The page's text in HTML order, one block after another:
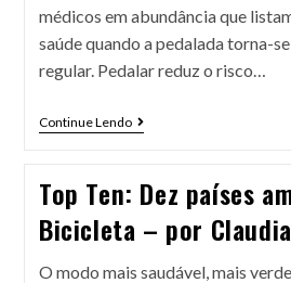
médicos em abundância que
saúde quando a pedalada torna-
regular. Pedalar reduz o risco…
Continue Lendo
Top Ten: Dez países
Bicicleta – por
O modo mais saudável, mais